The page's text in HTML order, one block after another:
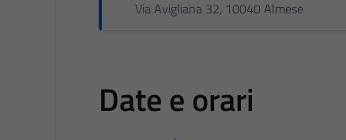
Via Avigliana 32, 10040 Almese
Date e orari